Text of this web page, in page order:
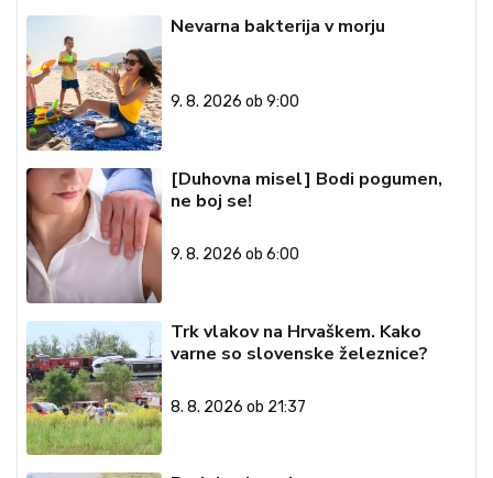
Nevarna bakterija v morju
9. 8. 2026 ob 9:00
[Duhovna misel] Bodi pogumen,
ne boj se!
9. 8. 2026 ob 6:00
Trk vlakov na Hrvaškem. Kako
varne so slovenske železnice?
8. 8. 2026 ob 21:37